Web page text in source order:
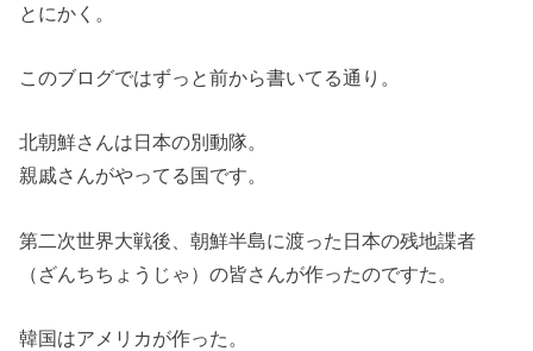
とにかく。
このブログではずっと前から書いてる通り。
北朝鮮さんは日本の別動隊。
親戚さんがやってる国です。
第二次世界大戦後、朝鮮半島に渡った日本の残地諜者
（ざんちちょうじゃ）の皆さんが作ったのですた。
韓国はアメリカが作った。